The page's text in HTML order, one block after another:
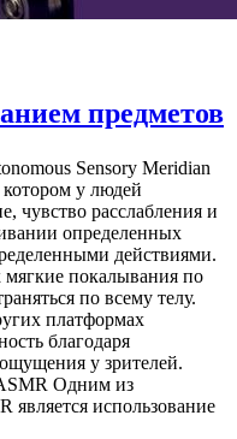
предметов
Sensory Meridian
у людей
чувство расслабления и
определенных
действиями.
мягкие покалывания по
по всему телу.
платформах
благодаря
у зрителей.
Одним из
является использование